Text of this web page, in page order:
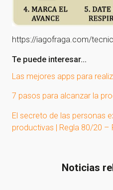
https://iagofraga.com/
Te puede interesar...
Las mejores apps para
7 pasos para alcanzar la
El secreto de las personas
productivas | Regla 80/20 –
Noticias